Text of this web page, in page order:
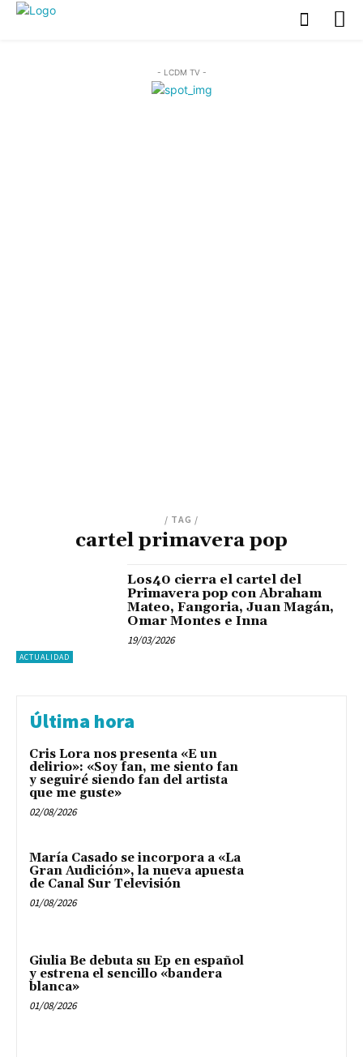
- LCDM TV -
/ TAG /
cartel primavera pop
ACTUALIDAD
Los40 cierra el cartel del
Primavera pop con Abraham
Mateo, Fangoria, Juan Magán,
Omar Montes e Inna
19/03/2026
Última hora
Cris Lora nos presenta «E un
delirio»: «Soy fan, me siento fan
y seguiré siendo fan del artista
que me guste»
02/08/2026
María Casado se incorpora a «La
Gran Audición», la nueva apuesta
de Canal Sur Televisión
01/08/2026
Giulia Be debuta su Ep en español
y estrena el sencillo «bandera
blanca»
01/08/2026